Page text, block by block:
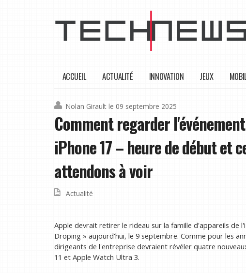
ACCUEIL ACTUALITÉ INNOVATION JEUX
Nolan Girault le 09 septembre 2025
Comment regarder
iPhone 17 – heure de début et
attendons à voir
Actualité
Apple devrait retirer le rideau sur la famille d'appareils de
Droping » aujourd'hui, le 9 septembre. Comme pour les
dirigeants de l'entreprise devraient révéler quatre
11 et Apple Watch Ultra 3.